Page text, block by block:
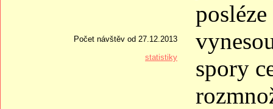
Počet návštěv od 27.12.2013
statistiky
spory